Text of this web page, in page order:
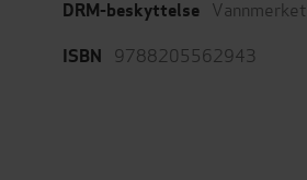
DRM-beskyttelse Vannmerket
ISBN 9788205562943